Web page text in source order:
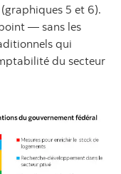
5 et 6).
— sans les
qui
du secteur